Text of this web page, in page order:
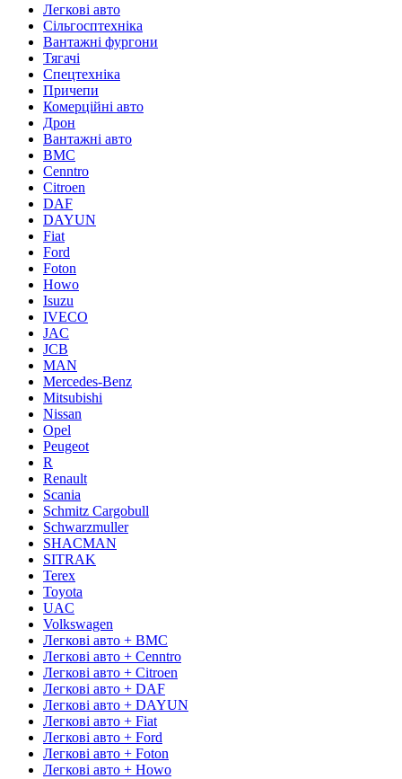
Легкові авто
Сільгосптехніка
Вантажні фургони
Тягачі
Спецтехніка
Причепи
Комерційні авто
Дрон
Вантажні авто
BMC
Cenntro
Citroen
DAF
DAYUN
Fiat
Ford
Foton
Howo
Isuzu
IVECO
JAC
JCB
MAN
Mercedes-Benz
Mitsubishi
Nissan
Opel
Peugeot
R
Renault
Scania
Schmitz Cargobull
Schwarzmuller
SHACMAN
SITRAK
Terex
Toyota
UAC
Volkswagen
Легкові авто + BMC
Легкові авто + Cenntro
Легкові авто + Citroen
Легкові авто + DAF
Легкові авто + DAYUN
Легкові авто + Fiat
Легкові авто + Ford
Легкові авто + Foton
Легкові авто + Howo